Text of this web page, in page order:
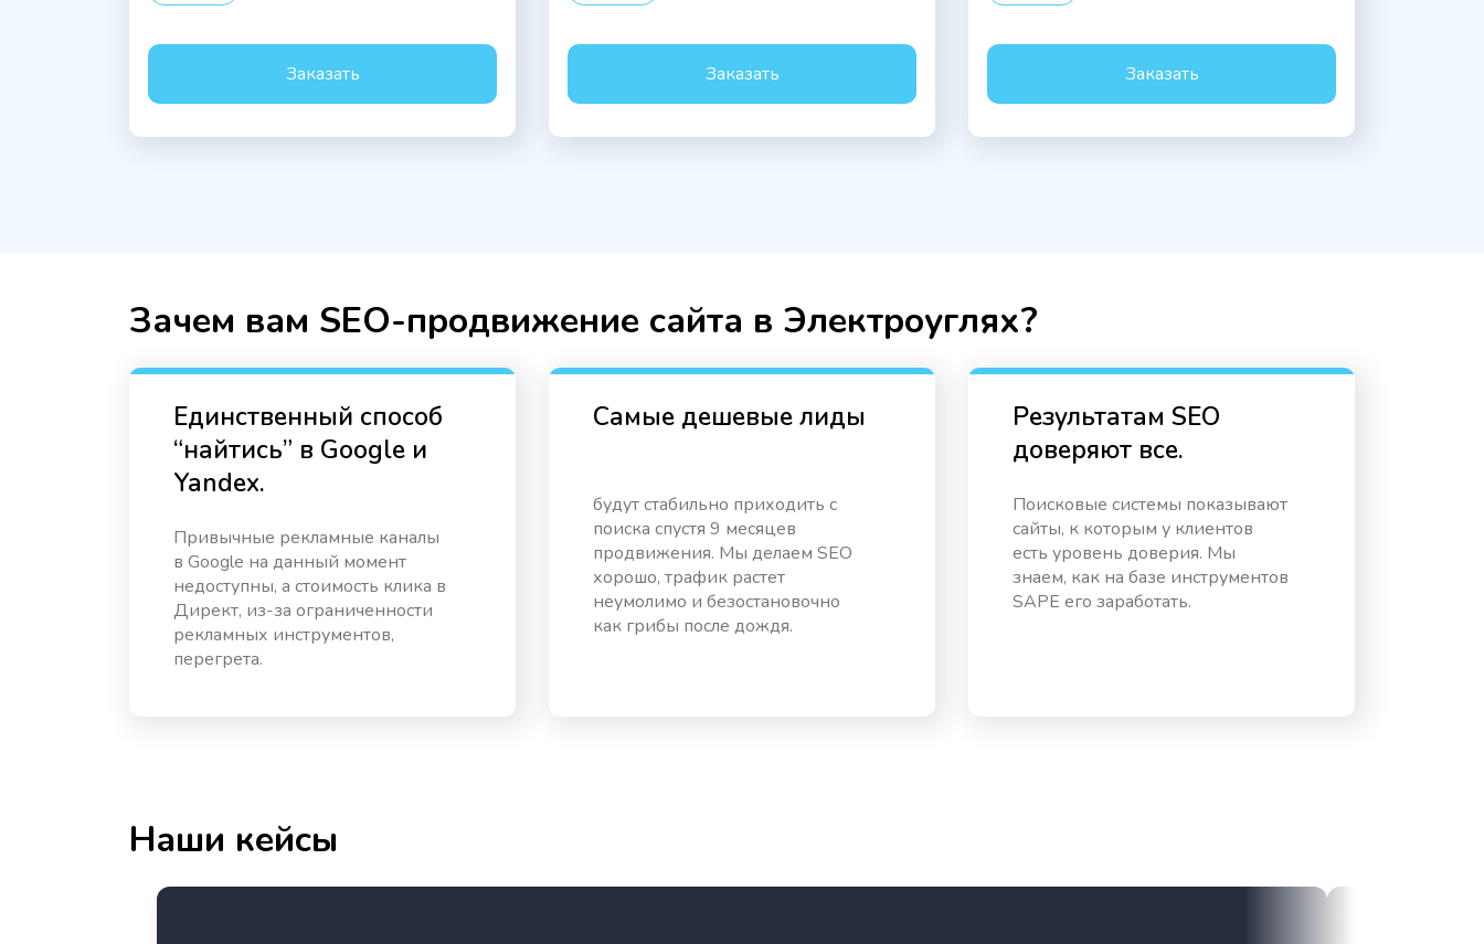
Заказать Заказать Заказать
Зачем вам SEO-продвижение сайта в Электроуглях?
Единственный способ
“найтись” в Google и
Yandex.
Привычные рекламные каналы
в Google на данный момент
недоступны, а стоимость клика в
Директ, из-за ограниченности
рекламных инструментов,
перегрета.
Самые дешевые лиды
будут стабильно приходить с
поиска спустя 9 месяцев
продвижения. Мы делаем SEO
хорошо, трафик растет
неумолимо и безостановочно
как грибы после дождя.
Результатам SEO
доверяют все.
Поисковые системы показывают
сайты, к которым у клиентов
есть уровень доверия. Мы
знаем, как на базе инструментов
SAPE его заработать.
Наши кейсы